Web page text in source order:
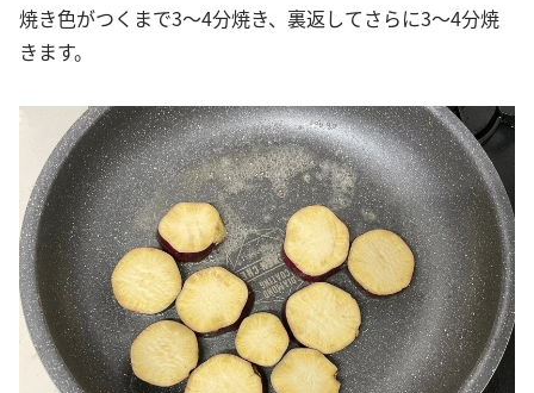
焼き色がつくまで3〜4分焼き、裏返してさらに3〜4分焼
きます。